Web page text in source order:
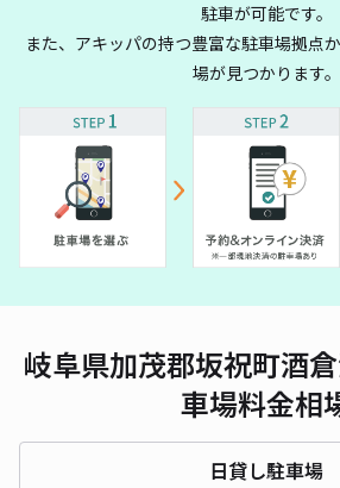
駐車が可能です。
また、アキッパの持つ豊富な駐車場拠点
場が見つかります。
岐阜県加茂郡坂祝町酒
車場料金相
日貸し駐車場